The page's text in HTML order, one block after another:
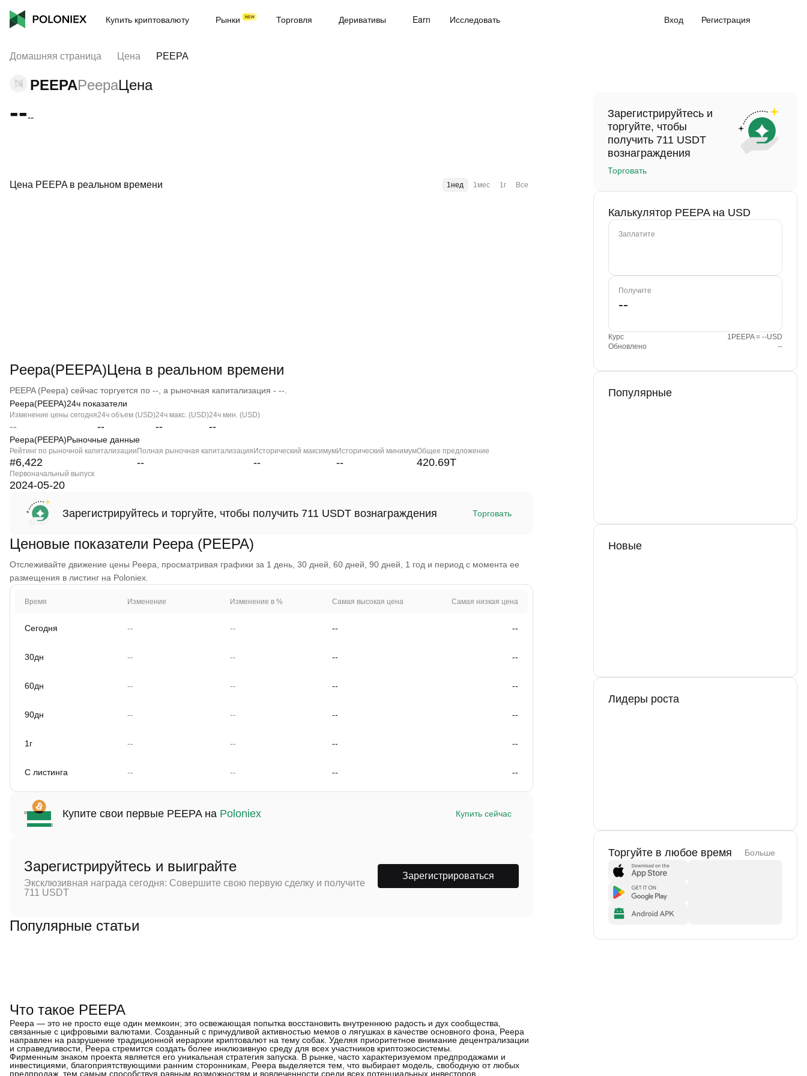
Купить криптовалюту Рынки Торговля Деривативы Earn Исследовать Вход Регистрация
Домашняя страница Цена PEEPA
PEEPAPeepaЦена
----
Цена PEEPA в реальном времени 1нед 1мес 1г Все
Peepa(PEEPA)Цена в реальном времени
PEEPA (Peepa) сейчас торгуется по --, а рыночная капитализация - --.
Peepa(PEEPA)24ч показатели
Изменение цены сегодня
--
24ч объем (USD)
--
24ч макс. (USD)
--
24ч мин. (USD)
--
Peepa(PEEPA)Рыночные данные
Рейтинг по рыночной капитализации
#6,422
Полная рыночная капитализация
--
Исторический максимум
--
Исторический минимум
--
Общее предложение
420.69T
Первоначальный выпуск
2024-05-20
Зарегистрируйтесь и торгуйте, чтобы получить 711 USDT вознаграждения Торговать
Ценовые показатели Peepa (PEEPA)
Отслеживайте движение цены Peepa, просматривая графики за 1 день, 30 дней, 60 дней, 90 дней, 1 год и период с момента ее
размещения в листинг на Poloniex.
Время Изменение Изменение в % Самая высокая цена Самая низкая цена
Сегодня -- -- -- --
30дн -- -- -- --
60дн -- -- -- --
90дн -- -- -- --
1г -- -- -- --
С листинга -- -- -- --
Купите свои первые PEEPA на Poloniex Купить сейчас
Зарегистрируйтесь и выиграйте
Эксклюзивная награда сегодня: Совершите свою первую сделку и получите
711 USDT
Зарегистрироваться
Популярные статьи
Что такое PEEPA
Peepa — это не просто еще один мемкоин; это освежающая попытка восстановить внутреннюю радость и дух сообщества,
связанные с цифровыми валютами. Созданный с причудливой активностью мемов о лягушках в качестве основного фона, Peepa
направлен на разрушение традиционной иерархии криптовалют на тему собак. Уделяя приоритетное внимание децентрализации
и справедливости, Peepa стремится создать более инклюзивную среду для всех участников криптоэкосистемы.
Фирменным знаком проекта является его уникальная стратегия запуска. В рынке, часто характеризуемом предпродажами и
инвестициями, благоприятствующими ранним сторонникам, Peepa выделяется тем, что выбирает модель, свободную от любых
предпродаж, тем самым способствуя равным возможностям и вовлеченности среди всех потенциальных инвесторов.
Зарегистрируйтесь и
торгуйте, чтобы
получить 711 USDT
вознаграждения
Торговать
Калькулятор PEEPA на USD
Заплатите
Получите
Курс
1PEEPA = --USD
Обновлено
--
Популярные
Новые
Лидеры роста
Торгуйте в любое время Больше